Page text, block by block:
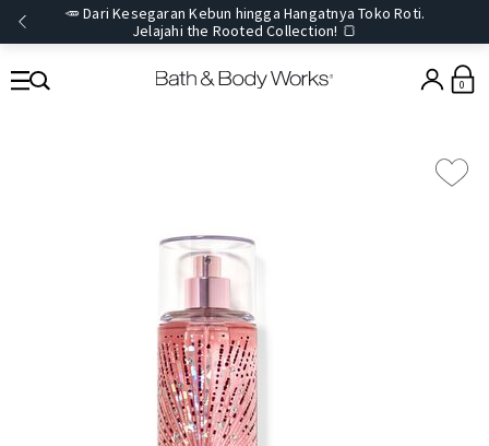
🥕 Dari Kesegaran Kebun hingga Hangatnya Toko Roti.
Jelajahi the Rooted Collection! 🍞
0